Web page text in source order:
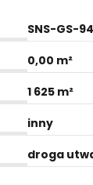
SNS-GS-
0,00 m²
1 625 m²
inny
droga